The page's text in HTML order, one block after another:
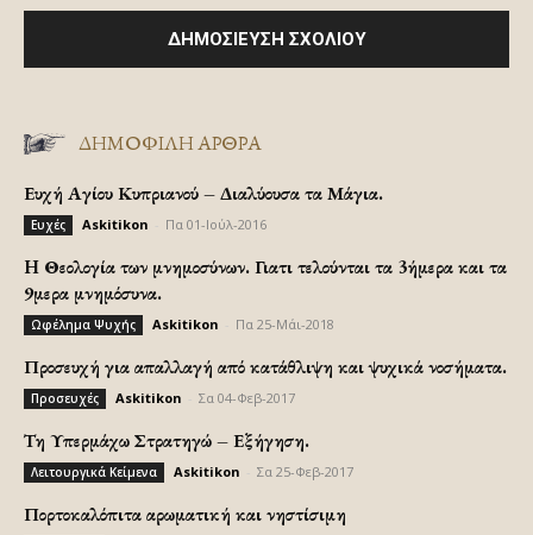
ΔΗΜΟΦΙΛΗ ΑΡΘΡΑ
Ευχή Αγίου Κυπριανού – Διαλύουσα τα Μάγια.
Ευχές Askitikon Πα 01-Ιούλ-2016
H Θεολογία των μνημοσύνων. Γιατι τελούνται τα 3ήμερα και τα
9μερα μνημόσυνα.
Ωφέλημα Ψυχής Askitikon Πα 25-Μάι-2018
Προσευχή για απαλλαγή από κατάθλιψη και ψυχικά νοσήματα.
Προσευχές Askitikon Σα 04-Φεβ-2017
Τη Υπερμάχω Στρατηγώ – Εξήγηση.
Λειτουργικά Κείμενα Askitikon Σα 25-Φεβ-2017
Πορτοκαλόπιτα αρωματική και νηστίσιμη